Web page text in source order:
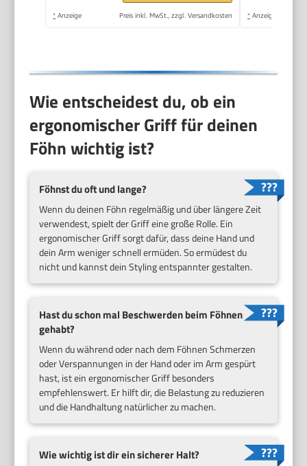
Heiz- & 2 separate
* Anzeige Preis inkl. MwSt., zzgl. Versandkosten * Anzeige
Wie entscheidest du, ob ein
ergonomischer Griff für deinen
Föhn wichtig ist?
Föhnst du oft und lange?
Wenn du deinen Föhn regelmäßig und über längere Zeit
verwendest, spielt der Griff eine große Rolle. Ein
ergonomischer Griff sorgt dafür, dass deine Hand und
dein Arm weniger schnell ermüden. So ermüdest du
nicht und kannst dein Styling entspannter gestalten.
Hast du schon mal Beschwerden beim Föhnen
gehabt?
Wenn du während oder nach dem Föhnen Schmerzen
oder Verspannungen in der Hand oder im Arm gespürt
hast, ist ein ergonomischer Griff besonders
empfehlenswert. Er hilft dir, die Belastung zu reduzieren
und die Handhaltung natürlicher zu machen.
Wie wichtig ist dir ein sicherer Halt?